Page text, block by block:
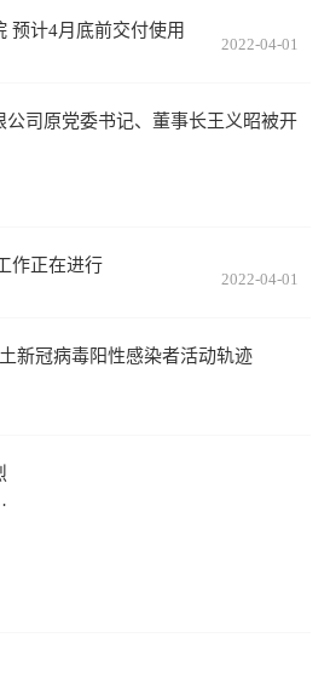
预计4月底前交付使用
2022-04-01
司原党委书记、董事长王义昭被开
作正在进行
2022-04-01
新冠病毒阳性感染者活动轨迹